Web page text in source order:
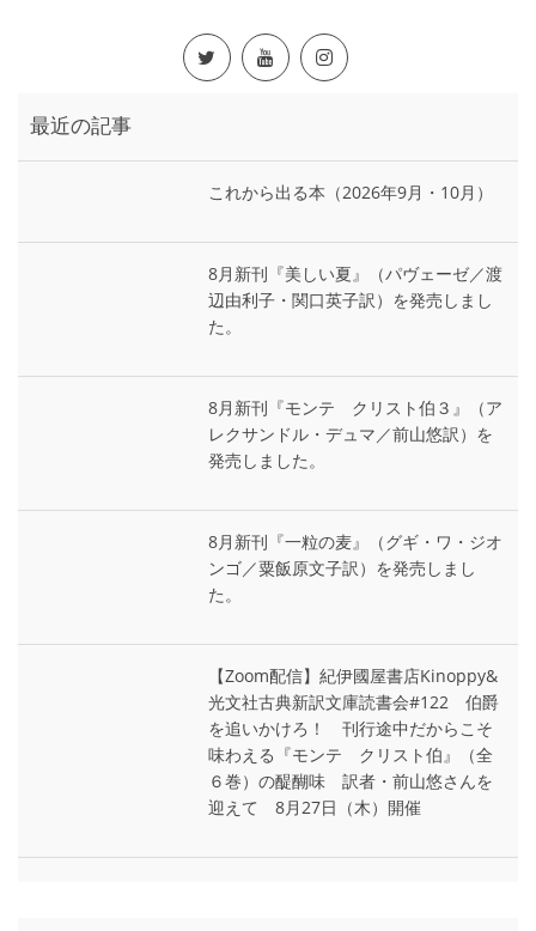
最近の記事
これから出る本（2026年9月・10月）
8月新刊『美しい夏』（パヴェーゼ／渡
辺由利子・関口英子訳）を発売しまし
た。
8月新刊『モンテ゠クリスト伯３』（ア
レクサンドル・デュマ／前山悠訳）を
発売しました。
8月新刊『一粒の麦』（グギ・ワ・ジオ
ンゴ／粟飯原文子訳）を発売しまし
た。
【Zoom配信】紀伊國屋書店Kinoppy&
光文社古典新訳文庫読書会#122 伯爵
を追いかけろ！ 刊行途中だからこそ
味わえる『モンテ゠クリスト伯』（全
６巻）の醍醐味 訳者・前山悠さんを
迎えて 8月27日（木）開催